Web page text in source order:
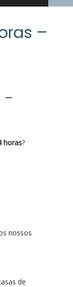
–
–
horas?
nossos
de